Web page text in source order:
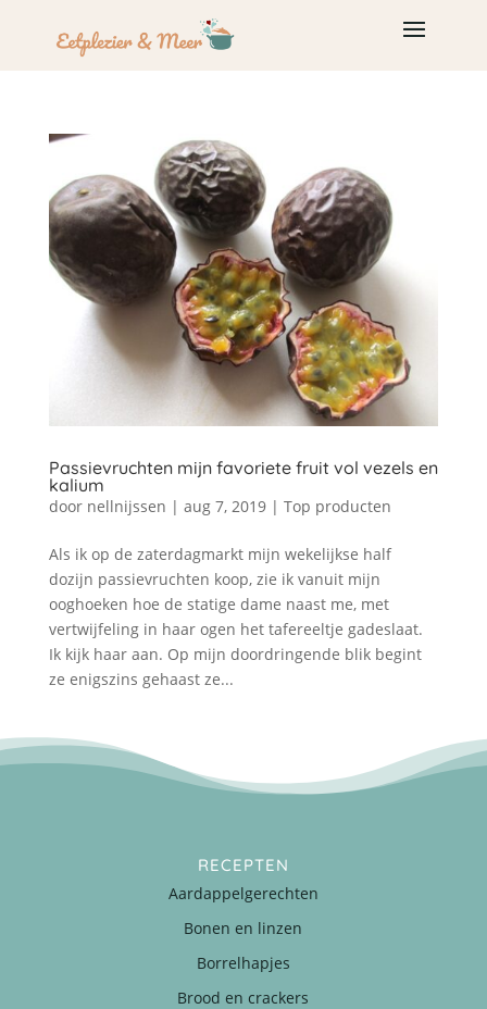
Passievruchten mijn favoriete fruit vol vezels en
kalium
door nellnijssen | aug 7, 2019| Top producten
Als ik op de zaterdagmarkt mijn wekelijkse half
dozijn passievruchten koop, zie ik vanuit mijn
ooghoeken hoe de statige dame naast me, met
vertwijfeling in haar ogen het tafereeltje gadeslaat.
Ik kijk haar aan. Op mijn doordringende blik begint
ze enigszins gehaast ze...
RECEPTEN
Aardappelgerechten
Bonen en linzen
Borrelhapjes
Brood en crackers